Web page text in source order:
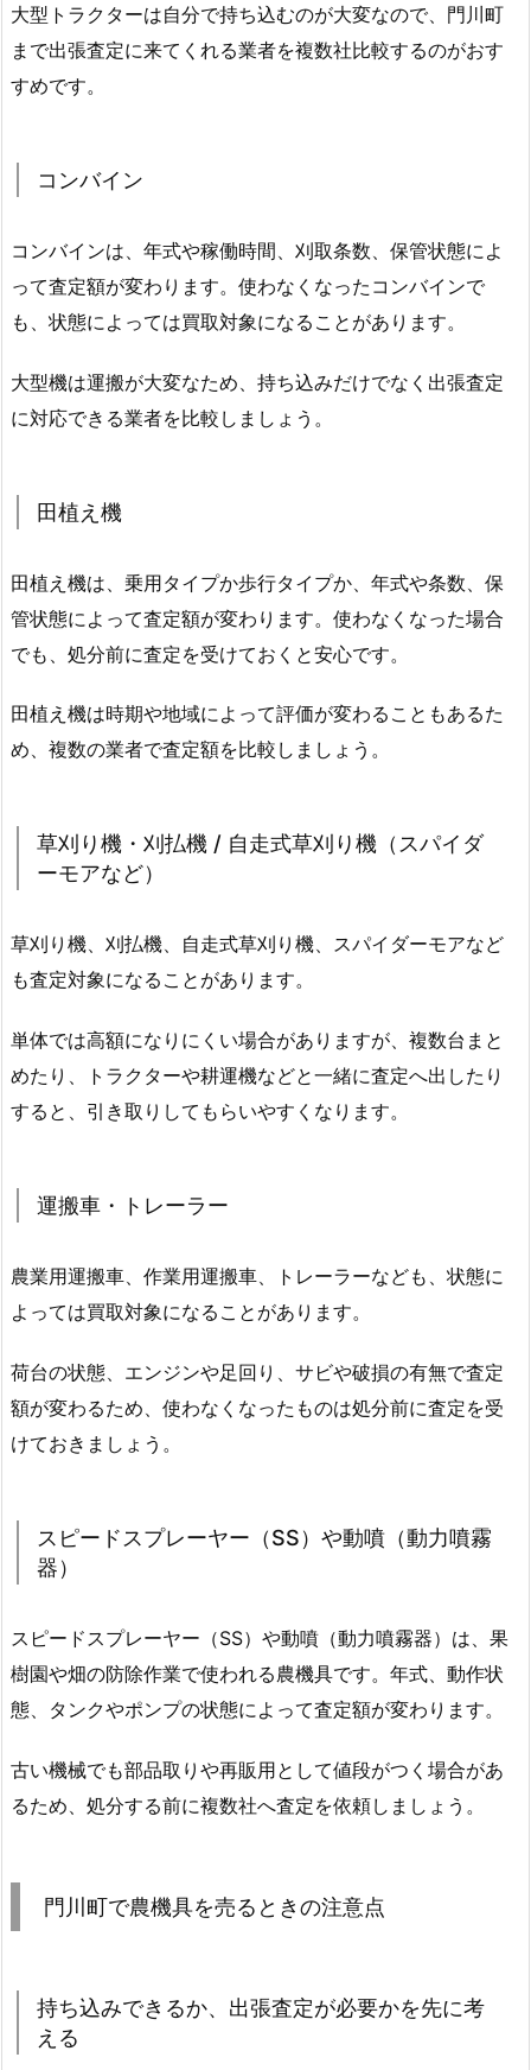
大型トラクターは自分で持ち込むのが大変なので、門川町
まで出張査定に来てくれる業者を複数社比較するのがおす
すめです。
コンバイン
コンバインは、年式や稼働時間、刈取条数、保管状態によ
って査定額が変わります。使わなくなったコンバインで
も、状態によっては買取対象になることがあります。
大型機は運搬が大変なため、持ち込みだけでなく出張査定
に対応できる業者を比較しましょう。
田植え機
田植え機は、乗用タイプか歩行タイプか、年式や条数、保
管状態によって査定額が変わります。使わなくなった場合
でも、処分前に査定を受けておくと安心です。
田植え機は時期や地域によって評価が変わることもあるた
め、複数の業者で査定額を比較しましょう。
草刈り機・刈払機 / 自走式草刈り機（スパイダ
ーモアなど）
草刈り機、刈払機、自走式草刈り機、スパイダーモアなど
も査定対象になることがあります。
単体では高額になりにくい場合がありますが、複数台まと
めたり、トラクターや耕運機などと一緒に査定へ出したり
すると、引き取りしてもらいやすくなります。
運搬車・トレーラー
農業用運搬車、作業用運搬車、トレーラーなども、状態に
よっては買取対象になることがあります。
荷台の状態、エンジンや足回り、サビや破損の有無で査定
額が変わるため、使わなくなったものは処分前に査定を受
けておきましょう。
スピードスプレーヤー（SS）や動噴（動力噴霧
器）
スピードスプレーヤー（SS）や動噴（動力噴霧器）は、果
樹園や畑の防除作業で使われる農機具です。年式、動作状
態、タンクやポンプの状態によって査定額が変わります。
古い機械でも部品取りや再販用として値段がつく場合があ
るため、処分する前に複数社へ査定を依頼しましょう。
門川町で農機具を売るときの注意点
持ち込みできるか、出張査定が必要かを先に考
える